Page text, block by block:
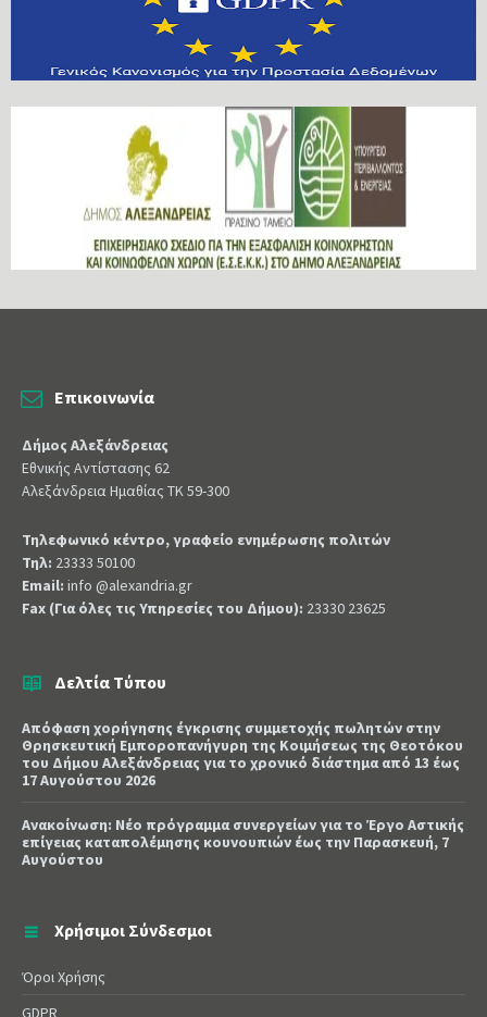
Επικοινωνία
Δήμος Αλεξάνδρειας
Εθνικής Αντίστασης 62
Αλεξάνδρεια Ημαθίας ΤΚ 59-300
Τηλεφωνικό κέντρο, γραφείο ενημέρωσης πολιτών
Τηλ: 23333 50100
Email: info @alexandria.gr
Fax (Για όλες τις Υπηρεσίες του Δήμου): 23330 23625
Δελτία Τύπου
Απόφαση χορήγησης έγκρισης συμμετοχής πωλητών στην
Θρησκευτική Εμποροπανήγυρη της Κοιμήσεως της Θεοτόκου
του Δήμου Αλεξάνδρειας για το χρονικό διάστημα από 13 έως
17 Αυγούστου 2026
Ανακοίνωση: Νέο πρόγραμμα συνεργείων για το Έργο Αστικής
επίγειας καταπολέμησης κουνουπιών έως την Παρασκευή, 7
Αυγούστου
Χρήσιμοι Σύνδεσμοι
Όροι Χρήσης
GDPR